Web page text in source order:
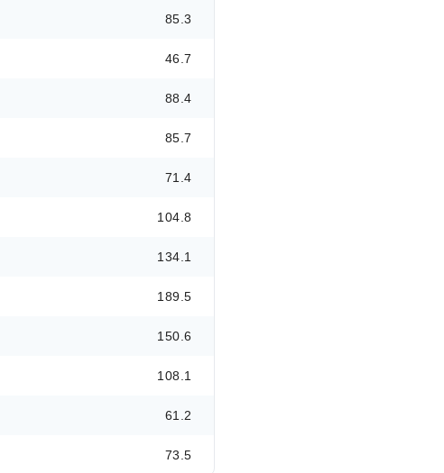
85.3
46.7
88.4
85.7
71.4
104.8
134.1
189.5
150.6
108.1
61.2
73.5